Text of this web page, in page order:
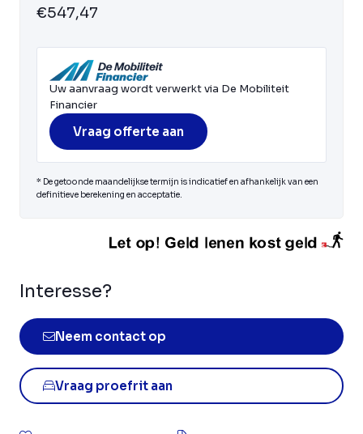
€547,47
Uw aanvraag wordt verwerkt via De Mobiliteit
Financier
Vraag offerte aan
* De getoonde maandelijkse termijn is indicatief en afhankelijk van een
definitieve berekening en acceptatie.
Interesse?
Neem contact op
Vraag proefrit aan